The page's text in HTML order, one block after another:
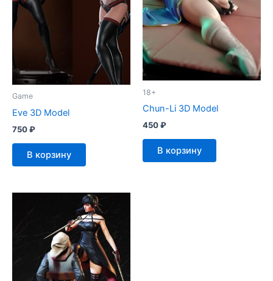
Game
Eve 3D Model
750₽
В корзину
18+
Chun-Li 3D Model
450₽
В корзину